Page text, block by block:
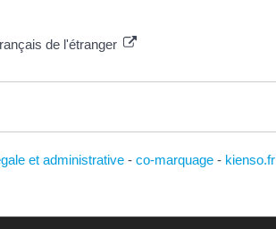
de l'étranger
et administrative - co-marquage - kienso.fr